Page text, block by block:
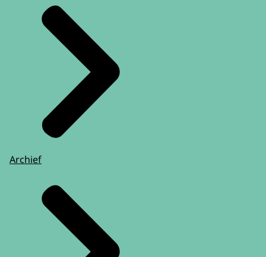
Titel:
Raad voor Strafrechtstoepassing en
Jeugdbescherming
Archief